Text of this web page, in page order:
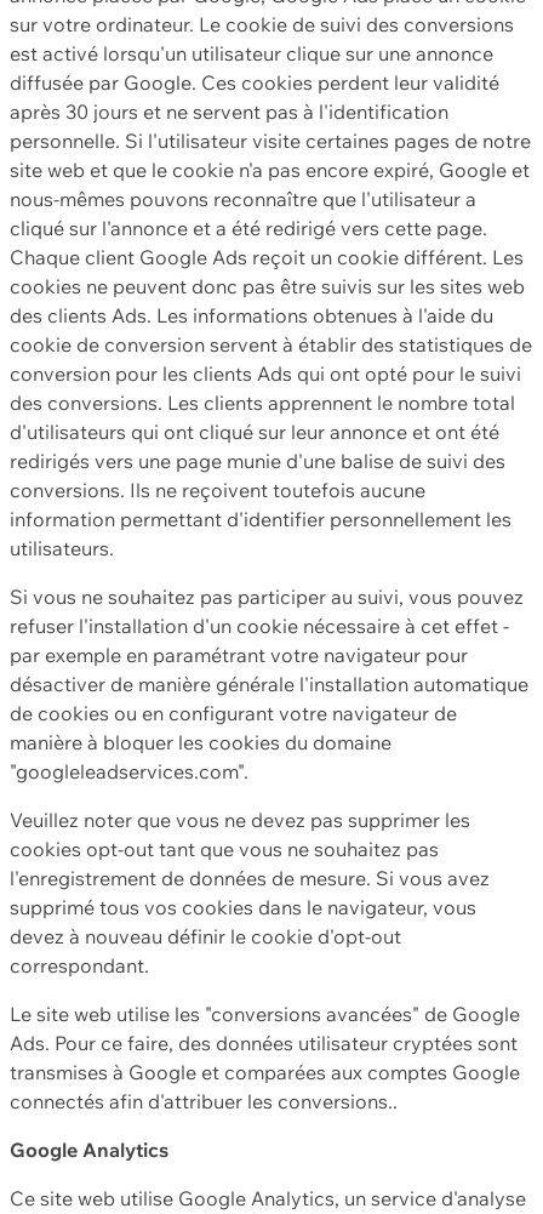
sur votre ordinateur. Le cookie de suivi des conversions
est activé lorsqu'un utilisateur clique sur une annonce
diffusée par Google. Ces cookies perdent leur validité
après 30 jours et ne servent pas à l'identification
personnelle. Si l'utilisateur visite certaines pages de notre
site web et que le cookie n'a pas encore expiré, Google et
nous-mêmes pouvons reconnaître que l'utilisateur a
cliqué sur l'annonce et a été redirigé vers cette page.
Chaque client Google Ads reçoit un cookie différent. Les
cookies ne peuvent donc pas être suivis sur les sites web
des clients Ads. Les informations obtenues à l'aide du
cookie de conversion servent à établir des statistiques de
conversion pour les clients Ads qui ont opté pour le suivi
des conversions. Les clients apprennent le nombre total
d'utilisateurs qui ont cliqué sur leur annonce et ont été
redirigés vers une page munie d'une balise de suivi des
conversions. Ils ne reçoivent toutefois aucune
information permettant d'identifier personnellement les
utilisateurs.
Si vous ne souhaitez pas participer au suivi, vous pouvez
refuser l'installation d'un cookie nécessaire à cet effet -
par exemple en paramétrant votre navigateur pour
désactiver de manière générale l'installation automatique
de cookies ou en configurant votre navigateur de
manière à bloquer les cookies du domaine
"googleleadservices.com".
Veuillez noter que vous ne devez pas supprimer les
cookies opt-out tant que vous ne souhaitez pas
l'enregistrement de données de mesure. Si vous avez
supprimé tous vos cookies dans le navigateur, vous
devez à nouveau définir le cookie d'opt-out
correspondant.
Le site web utilise les "conversions avancées" de Google
Ads. Pour ce faire, des données utilisateur cryptées sont
transmises à Google et comparées aux comptes Google
connectés afin d'attribuer les conversions..
Google Analytics
Ce site web utilise Google Analytics, un service d'analyse